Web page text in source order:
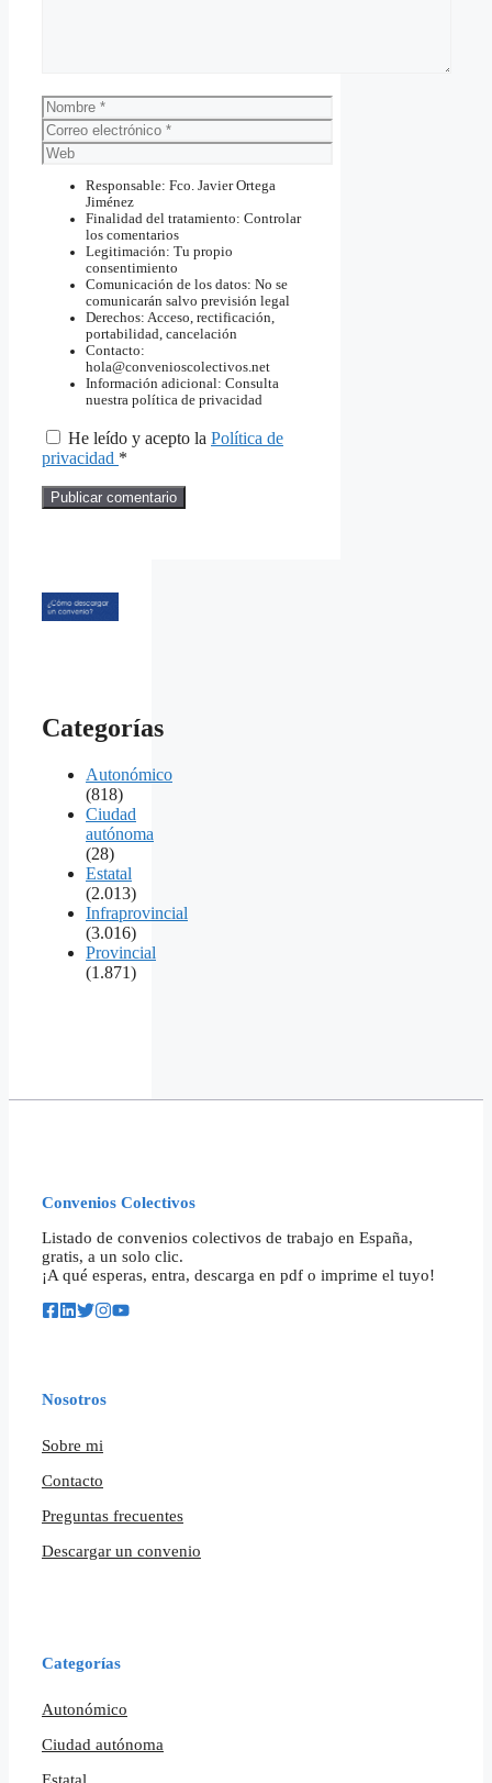
Nombre
Correo
electrónico
Web
Responsable: Fco. Javier Ortega
Jiménez
Finalidad del tratamiento: Controlar
los comentarios
Legitimación: Tu propio
consentimiento
Comunicación de los datos: No se
comunicarán salvo previsión legal
Derechos: Acceso, rectificación,
portabilidad, cancelación
Contacto:
hola@convenioscolectivos.net
Información adicional: Consulta
nuestra política de privacidad
He leído y acepto la Política de
privacidad *
Categorías
Autonómico
(818)
Ciudad
autónoma
(28)
Estatal
(2.013)
Infraprovincial
(3.016)
Provincial
(1.871)
Convenios Colectivos
Listado de convenios colectivos de trabajo en España,
gratis, a un solo clic.
¡A qué esperas, entra, descarga en pdf o imprime el tuyo!
Nosotros
Sobre mi
Contacto
Preguntas frecuentes
Descargar un convenio
Categorías
Autonómico
Ciudad autónoma